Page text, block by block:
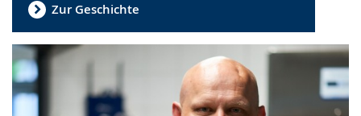
Zur Geschichte